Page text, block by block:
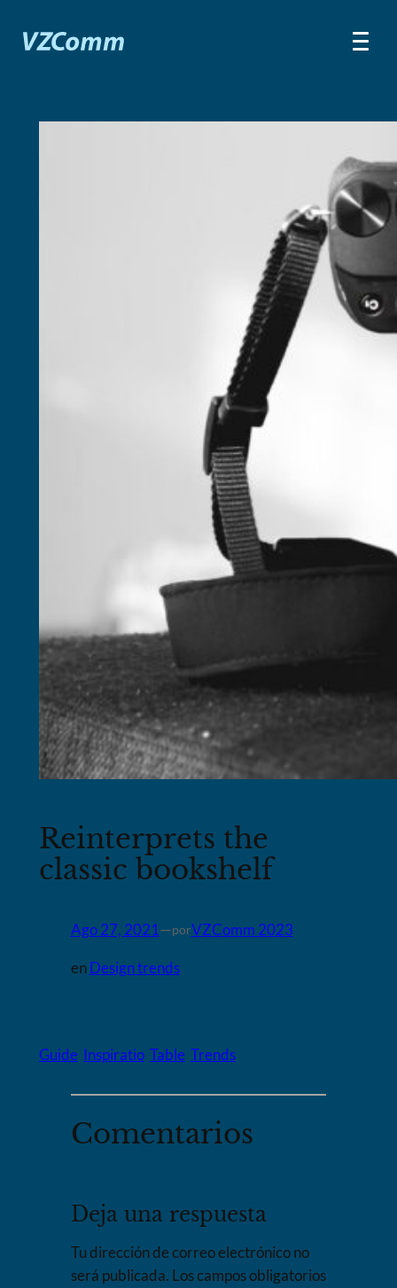
Reinterprets the
classic bookshelf
Ago 27, 2021—porVZComm 2023
enDesign trends
Guide Inspiratio Table Trends
Comentarios
Deja una respuesta
Tu dirección de correo electrónico no
será publicada. Los campos obligatorios